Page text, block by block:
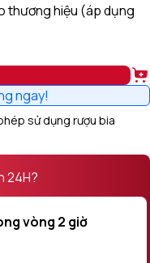
thương hiệu (áp dụng
ngay!
sử dụng rượu bia
24H?
vòng 2 giờ